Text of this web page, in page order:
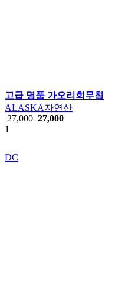
고급 명품 가오리회무침
ALASKA자연산
27,000 27,000
1
DC